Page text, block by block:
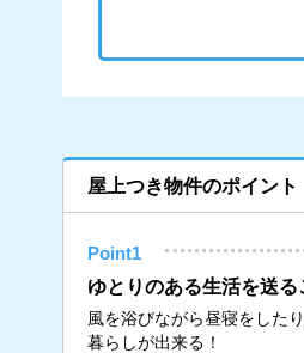
屋上つき物件のポイント
Point1
ゆとりのある生活を送る
風を浴びながら昼寝をした
暮らしが出来る！